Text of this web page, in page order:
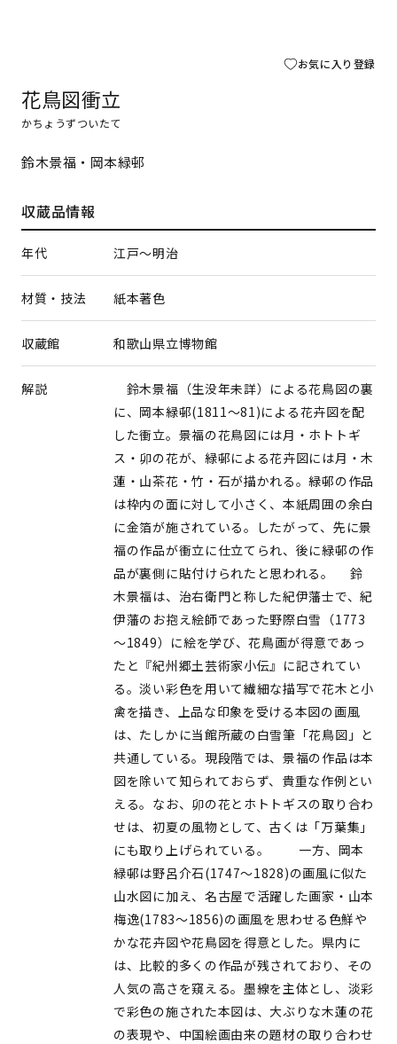
お気に入り登録
花鳥図衝立
かちょうずついたて
鈴木景福・岡本緑邨
収蔵品情報
年代 江戸～明治
材質・技法 紙本著色
収蔵館 和歌山県立博物館
解説
鈴木景福（生没年未詳）による花鳥図の裏
に、岡本緑邨(1811～81)による花卉図を配
した衝立。景福の花鳥図には月・ホトトギ
ス・卯の花が、緑邨による花卉図には月・木
蓮・山茶花・竹・石が描かれる。緑邨の作品
は枠内の面に対して小さく、本紙周囲の余白
に金箔が施されている。したがって、先に景
福の作品が衝立に仕立てられ、後に緑邨の作
品が裏側に貼付けられたと思われる。 鈴
木景福は、治右衛門と称した紀伊藩士で、紀
伊藩のお抱え絵師であった野際白雪（1773
～1849）に絵を学び、花鳥画が得意であっ
たと『紀州郷土芸術家小伝』に記されてい
る。淡い彩色を用いて繊細な描写で花木と小
禽を描き、上品な印象を受ける本図の画風
は、たしかに当館所蔵の白雪筆「花鳥図」と
共通している。現段階では、景福の作品は本
図を除いて知られておらず、貴重な作例とい
える。なお、卯の花とホトトギスの取り合わ
せは、初夏の風物として、古くは「万葉集」
にも取り上げられている。 一方、岡本
緑邨は野呂介石(1747～1828)の画風に似た
山水図に加え、名古屋で活躍した画家・山本
梅逸(1783～1856)の画風を思わせる色鮮や
かな花卉図や花鳥図を得意とした。県内に
は、比較的多くの作品が残されており、その
人気の高さを窺える。墨線を主体とし、淡彩
で彩色の施された本図は、大ぶりな木蓮の花
の表現や、中国絵画由来の題材の取り合わせ